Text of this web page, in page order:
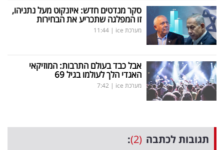
סקר מנדטים חדש: איזנקוט מעל נתניהו,
זו המפלגה שתכריע את הבחירות
מערכת ice |
11:44
אבל כבד בעולם התרבות: המוזיקאי
האגדי הלך לעולמו בגיל 69
מערכת ice |
7:42
תגובות לכתבה (2)
: